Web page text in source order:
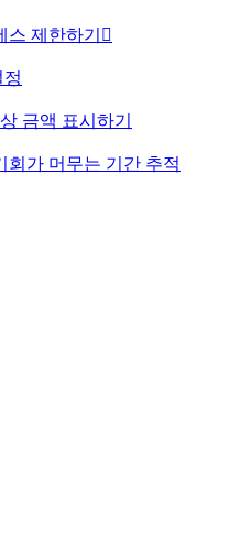
스 제한하기
금액 표시하기
회가 머무는 기간 추적